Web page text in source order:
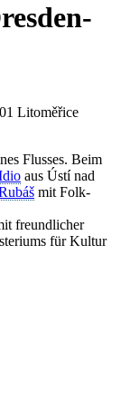
Litoměřice
Flusses. Beim
aus Ústí nad
mit Folk-
freundlicher
für Kultur